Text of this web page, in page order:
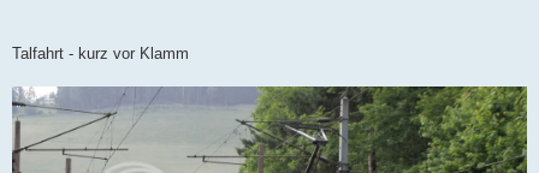
Talfahrt - kurz vor Klamm